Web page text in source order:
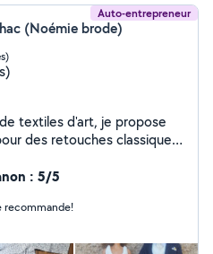
Auto-entrepreneur
(Noémie brode)
textiles d'art, je propose
des retouches classique
de couture et broderie aux
: 5/5
recommande!